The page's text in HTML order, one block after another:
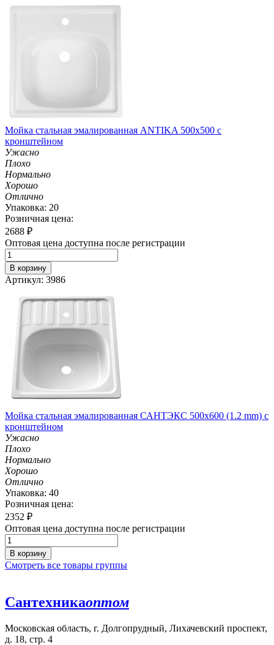
Мойка стальная эмалированная ANTIKA 500х500 с
кронштейном
Ужасно
Плохо
Нормально
Хорошо
Отлично
Упаковка: 20
Розничная цена:
2688 ₽
Оптовая цена доступна после регистрации
В корзину
Артикул: 3986
Мойка стальная эмалированная САНТЭКС 500х600 (1.2 mm) с
кронштейном
Ужасно
Плохо
Нормально
Хорошо
Отлично
Упаковка: 40
Розничная цена:
2352 ₽
Оптовая цена доступна после регистрации
В корзину
Смотреть все товары группы
Сантехникаоптом
Московская область, г. Долгопрудный, Лихачевский проспект,
д. 18, стр. 4